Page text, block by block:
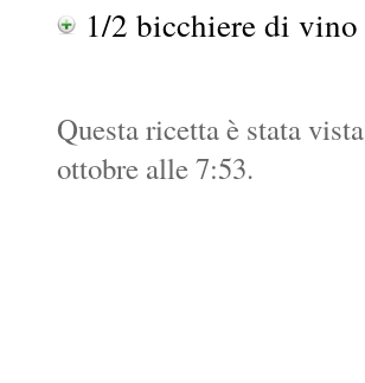
1/2 bicchiere di
Questa ricetta è stata
ottobre alle 7:53.